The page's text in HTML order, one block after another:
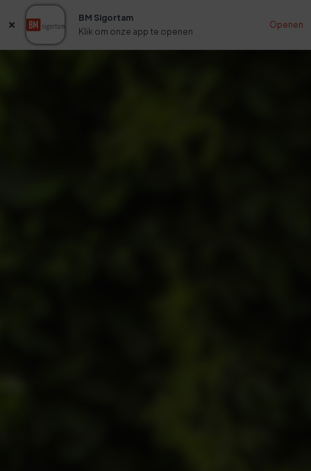
BM Sigortam
Klik om onze app te openen
Openen